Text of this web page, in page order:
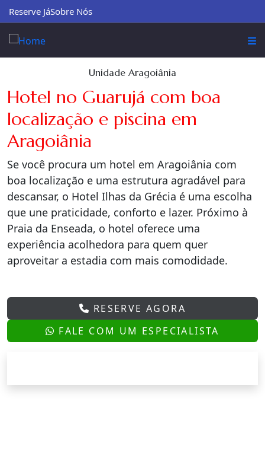
Reserve JáSobre Nós
Unidade Aragoiânia
Hotel no Guarujá com boa
localização e piscina em
Aragoiânia
Se você procura um hotel em Aragoiânia com
boa localização e uma estrutura agradável para
descansar, o Hotel Ilhas da Grécia é uma escolha
que une praticidade, conforto e lazer. Próximo à
Praia da Enseada, o hotel oferece uma
experiência acolhedora para quem quer
aproveitar a estadia com mais comodidade.
RESERVE AGORA
FALE COM UM ESPECIALISTA